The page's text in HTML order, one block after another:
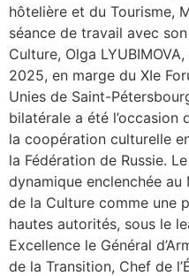
hôtelière et du Tourisme,
séance de travail avec
Culture, Olga
2025, en marge du XIe
Unies de Saint-
bilatérale a été l’occasion
la coopération culturelle
la Fédération de Russie.
dynamique enclenchée
de la Culture comme une
hautes autorités, sous le
Excellence le Général
de la Transition, Chef de